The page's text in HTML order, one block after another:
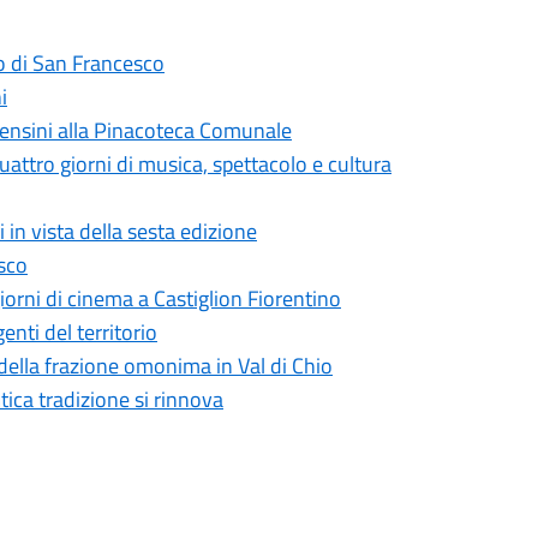
San Francesco
alla Pinacoteca Comunale
giorni di musica, spettacolo e cultura
in vista della sesta edizione
di cinema a Castiglion Fiorentino
del territorio
frazione omonima in Val di Chio
tradizione si rinnova